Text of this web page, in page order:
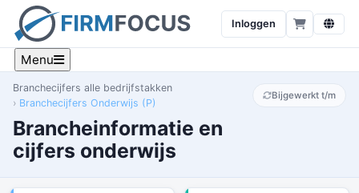
Inloggen
Menu
Branchecijfers alle bedrijfstakken
Branchecijfers Onderwijs (P)
Brancheinformatie en
cijfers onderwijs
Bijgewerkt t/m